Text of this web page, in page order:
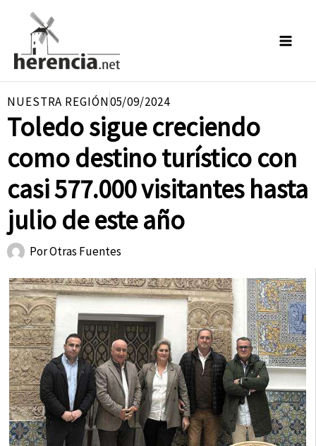
contenido
NUESTRA REGIÓN05/09/2024
Toledo sigue creciendo
como destino turístico con
casi 577.000 visitantes hasta
julio de este año
PorOtras Fuentes